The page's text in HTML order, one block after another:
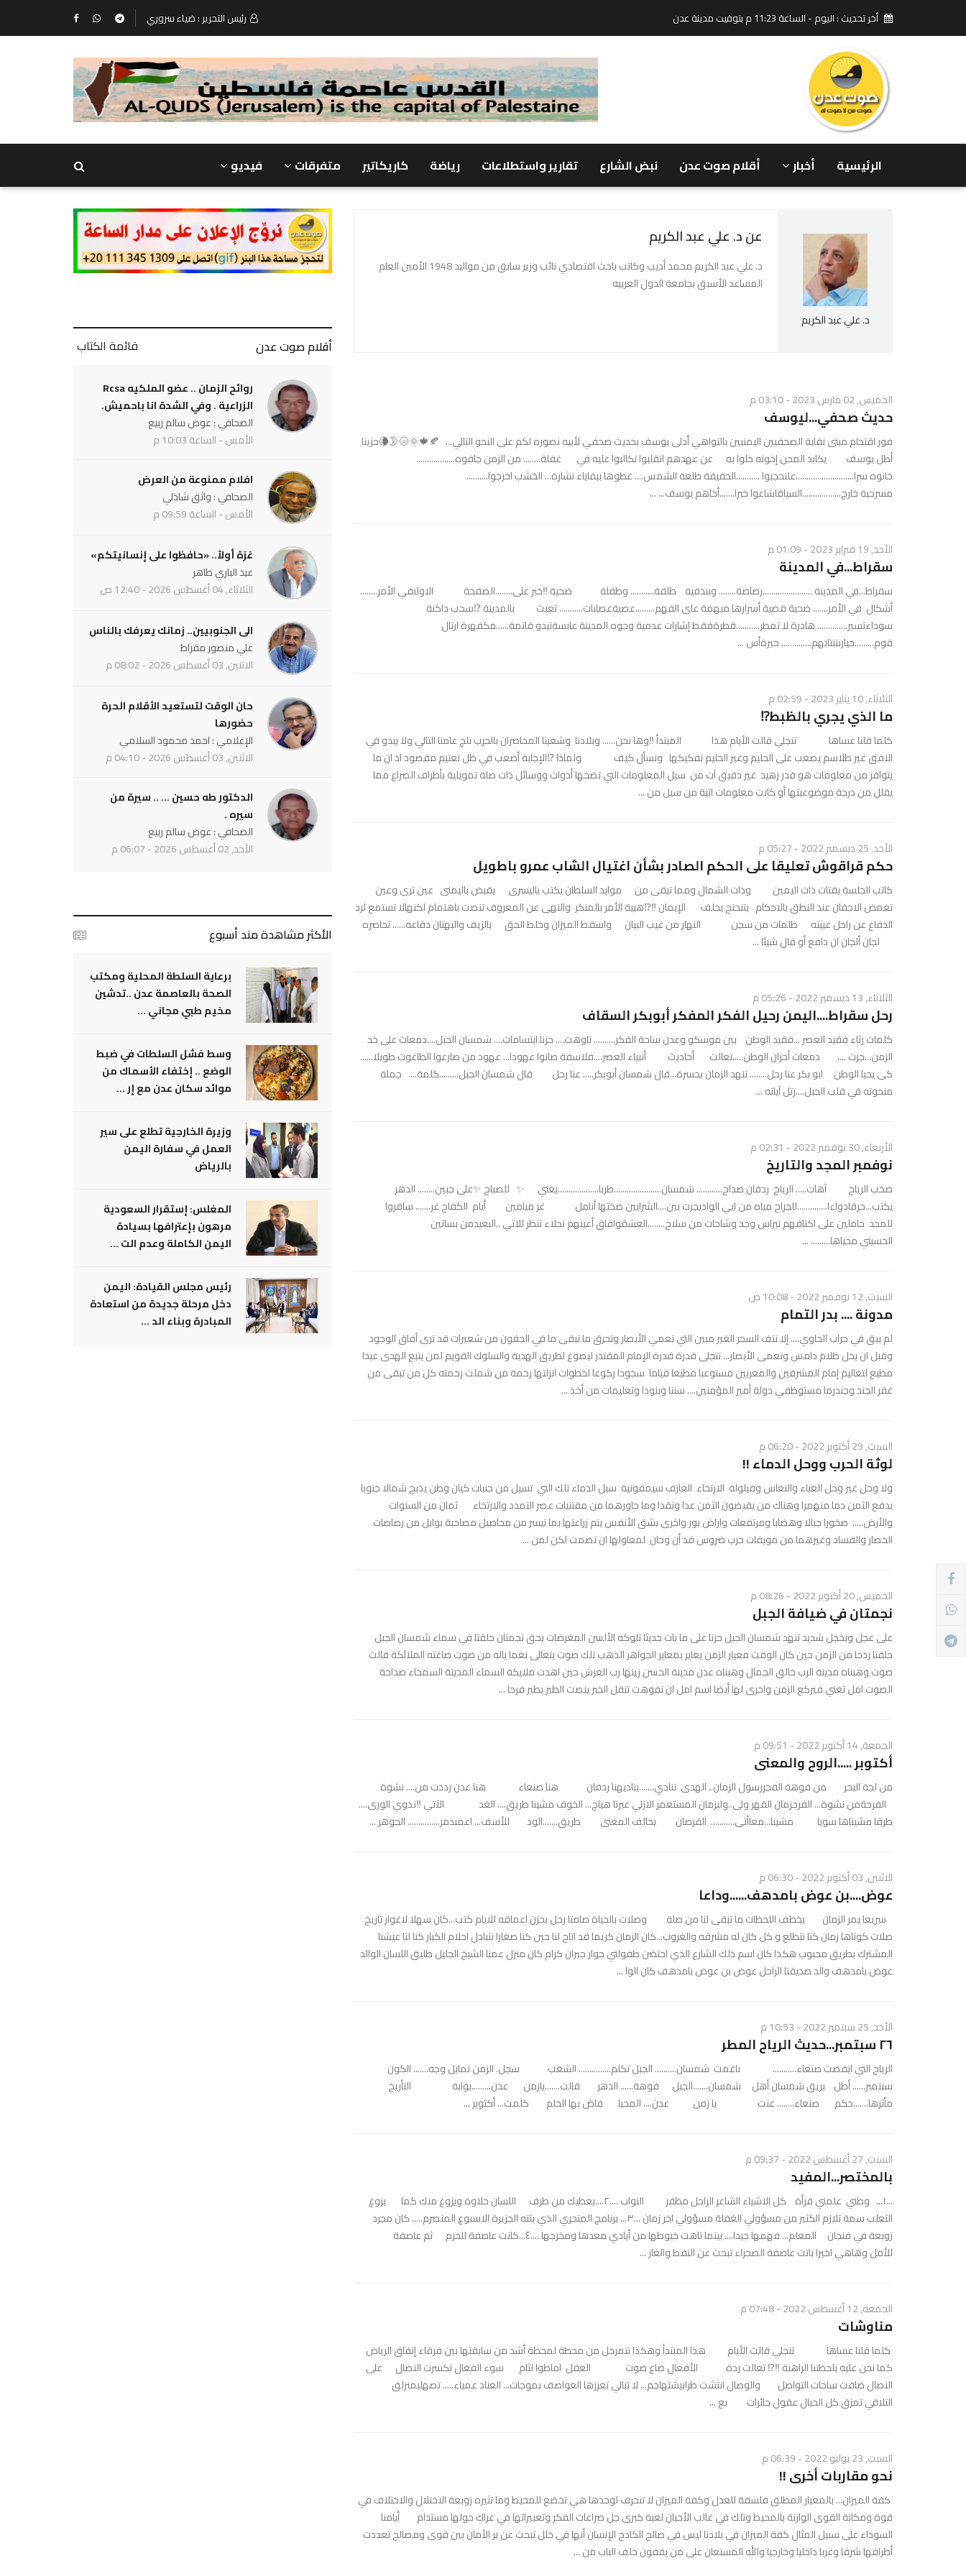
أخر تحديث : اليوم - الساعة 11:23 م بتوقيت مدينة عدن رئيس التحرير : ضياء سروري
الرئيسية أخبار أقلام صوت عدن نبض الشارع تقارير واستطلاعات رياضة كاريكاتير متفرقات فيديو
د. علي عبد الكريم
عن د. علي عبد الكريم
د. علي عبد الكريم محمد أديب وكاتب باحث اقتصادي نائب وزير سابق من مواليد 1948 الأمين العام
المساعد الأسبق بجامعة الدول العربيه
الخميس, 02 مارس 2023 - 03:10 م
حديث صحفي...ليوسف
فور اقتحام مبنى نقابة الصحفيين اليمنيين بالتواهي أدلى يوسف بحديث صحفي لأبيه نصوره لكم على النحو التالي... 🍂🍁🌞🌝🌛🌘حزينا
أطل يوسف يكابد المحن إخوته خلوا به عن عهدهم انقلبوا تكالبوا عليه في غفلة........ من الزمن جافوه..................
خانوه سرا...........................علنحجبوا ...........الحقيقة طلعة الشمس.... غطوها ببقاياء نشارة... الخشب اخرجوا..........
مسرحية خارج..................السياقاشاعوا خبرا.......أخاهم يوسف... ...
الأحد, 19 فبراير 2023 - 01:09 م
سقراط...في المدينة
​سقراط...في المدينة .......................رصاصة........ وبندقية طلقة........... وطفلة ضحية ‼️خبر على........الصفحة الاولىفي الأمر........
أشكال في الأمر....... ضحية قضية أسرارها مبهمة عاى الفهم.........عصيةعصابات........... تعبث بالمدينة ⁉️سحب داكنة
سوداءتسير.............. هادرة لا تمطر...........قطرةفقط إشارات عدمية وجوه المدينة عابسةتبدو قاتمة......مكفهرة ارتال
قوم.........حيارىتنتابهم.............. حيرةأس ...
الثلاثاء, 10 يناير 2023 - 02:59 م
ما الذي يجري بالظبط⁉️
كلما قلنا عساها تنجلي قالت الأيام هذا المبتدأ ‼️وها نحن...... وبلادنا وشعبنا المحاصران بالحرب نلج عامنا التالي ولا يبدو في
الافق غير طلاسم يصعب على الحليم وغير الحليم تفكيكها ونسأل كيف ولماذا ⁉️الإجابة أصعب في ظل تعتيم مقصود اذ ان ما
يتوافر من معلومات هو قدر زهيد غير دقيق آت من سيل المعلومات التي تضخها أدوات ووسائل ذات صلة تمويلية بأطراف الصراع مما
يقلل من درجة موضوعيتها أو كانت معلومات اتية من سيل من ...
الأحد, 25 ديسمبر 2022 - 05:27 م
حكم قراقوش تعليقا على الحكم الصادر بشأن اغتيال الشاب عمرو باطويل
​كاتب الجلسة يقتات ذات اليمين وذات الشمال ومما تبقى من موايد السلطان يكتب باليسرى يقبض باليمنى عين ترى وعين
تغمض الاجفان عند النطق بالاحكام يتنحنح يحلف الإيمان ‼️⁉️هيية الأمر بالمنكر والنهى عن المعروف تنصت باهتمام لكنهالا تستمع لرد
الدفاع عن راحل غيبته ظلمات من سجن النهار من غيب البيان واسقط الميزان وخلط الحق بالزيف والبهتان دفاعه...... تحاصره
لجان ألجان ان دافع أو قال شيئا ...
الثلاثاء, 13 ديسمبر 2022 - 05:26 م
رحل سقراط....اليمن رحيل الفكر المفكر أبوبكر السقاف
كلمات رثاء فقيد العصر ...فقيد الوطن بين موسكو وعدن ساحة الفكر.......... تاوهت.... حزنا ابتسامات.... شمسان الجبل....دمعات على خد
الزمن...جرت .... دمعات أحزان الوطن.....تعالت أحاديث أنبياء العصر....فلاسفة صانوا عهودا... عهود من صارعوا الطاغوت طويلا......
كى يحيا الوطن ابو بكر عنا رحل........ تنهد الزمان بحسرة...قال شمسان أبوبكر..... عنا رحل قال شمسان الجبل.........كلمة.... جملة
منحوته في قلب الجبل....رتل آياته ...
الأربعاء, 30 نوفمبر 2022 - 02:31 م
نوفمبر المجد والتاريخ
صخب الرياح آهات..... الرياح ردفان صداح............ شمسان......................طربا...................يغني ✨ للصباح ✨على جبين........ الدهر
يكتب...حرفادواءا..............للجراح مياه من ابي الواديجرت بين....الشرايين ضختها أنامل غر ميامين أيام الكفاح غر....... سافروا
للمجد حاملين على اكتافهم نبراس وجد وشاحات من سلاح........العشقوافاق أعينهم نجلاء تنظر للاتي ..البعيدمن بساتين
الحسيني محياها......... ...
السبت, 12 نوفمبر 2022 - 10:08 ص
مدونة .... بدر التمام
لم يبق في جراب الحاوي.... إلا نتف السحر الغير مبين التي تعمي الأبصار وتحرق ما تبقى ما في الجفون من شعيرات قد ترى آفاق الوجود
وقبل ان يحل ظلام دامس وتعمى الأبصار... تتجلى قدرة قدرة الإمام المقتدر ليصوغ لطريق الهدية والسلوك القويم لمن يتبع الهدى عبدا
مطيع لتعاليم إمام المشرقين والمغربين مستوعبا مطيعا قياما سجودا ركوعا لخطوات انزلتها رحمة من شملت رحمته كل من تبقى من
غفر الجند وجندرما مستوظفي دولة أمير المؤمنين.... سننا وبنودا وتعليمات من أخذ ...
السبت, 29 أكتوبر 2022 - 06:20 م
لوثة الحرب ووحل الدماء !!
ولا وحل غير وحل الغباء والنعاس وقيلولة الارتخاء العازف سيمفونية سيل الدماء تلك التي تسيل من جنبات كيان وطن يذبح شمالا جنوبا
يدفع الثمن دما منهمرا وهناك من يقبضون الثمن عدا ونقدا وما جاورهما من مقتنيات عصر التمدد والارتخاء ثمان من السنوات
والأرض..... صخورا جبالا وهضابا ومرتفعات واراض بور واخرى بشق الأنفس يتم زراعتها بما تيسر من محاصيل مصاحبة بوابل من رصاصات
الحصار والفساد وغيرهما من موبقات حرب ضروس قد أن وحان لمعاولها ان تصمت لكن لمن ...
الخميس, 20 أكتوبر 2022 - 08:26 م
نجمتان في ضيافة الجبل
على عجل وبخجل شديد تنهد شمسان الجبل حزنا على ما بات حديثا تلوكه الألسن المغرضات بحق نجمتان حلقتا في سماء شمسان الجبل
حلقتا ردحا من الزمن حين كان الوقت معيار الزمن يعاير بمعاير الجواهر الذهب تلك صوت يتعالى نغما ياله من صوت صاغته الملائكة قالت
صوت وهبناه مدينة الرب خالق الجمال وهبناه عدن مدينة الحسن زينها رب العرش حين اهدت ملايكة السماء المدينة السمحاء صداحة
الصوت امل تغني فيركع الزمن واخرى لها أيضا اسم امل ان تفوهت تنقل الخبر ينصت الطير يطير فرحا ...
الجمعة, 14 أكتوبر 2022 - 09:51 م
أكتوبر .....الروح والمعنى
من لجة البحر من فوهة الفجررسول الزمان.. الهدى تنادي.......يناديهنا ردفان هنا صنعاء هنا عدن رددت من.... نشوة
الفرحةمن نشوة... الفرحزمان القهر ولى..ولىزمان المستعمر الازلي عبرنا هياج... الخوف مشينا طريق.... الغد الآتي ‼️نذوي الورى....
طرقا مشيناها سويا مشينا...معاأتى........... القرصان يخالف المعنى طريق.......الود للأسف... اعمىدمر............... الجوهر ...
الاثنين, 03 أكتوبر 2022 - 06:30 م
عوض....بن عوض بامدهف......وداعا
سريعا يمر الزمان يخطف اللحظات ما تبقى لنا من صلة وصلات بالحياة صامتا رحل بحزن اعماقه للايام كتب...كان سهلا لاغوار تاريخ
صلات كوناها زمان كنا نتطلع و كل كان له مشرقه والغروب...كان الزمان كريما قد اتاح لنا حين كنا صغارا نتبادل احلام الكبار كنا لنا عيشنا
المشترك بطريق محبوب هكذا كان اسم ذلك الشارع الذي احتضن طفولتي جوار جيران كرام كان منزل عمنا الشيخ الجليل طليق اللسان الوالد
عوض بامدهف والد صديقنا الراحل عوض بن عوض بامدهف كان الوا ...
الأحد, 25 سبتمبر 2022 - 10:53 م
٢٦ سبتمبر...حديث الرياح المطر
الرياح التي ايقضت صنعاء........... ناغمت شمسان.......... الجبل تكلم............... الشعب سجل. الزمن تمايل وجه....... الكون
سبتمبر...... أطل بريق شمسان أهل شمسان.......الجبل فوهة...... الدهر قالت.......يازمن عدن.........بوابة التأريخ
مأثرها.......حكم صنعاء........ غنت يا زمن عدن.... المحيا فاض بها الحلم كلمت... أكتوبر ...
السبت, 27 أغسطس 2022 - 09:37 م
بالمختصر...المفيد
...١... وطني علمني قرأة كل الاشياء الشاعر الراحل مظفر النواب ....٢....يعطيك من طرف اللسان حلاوة ويزوغ منك كما يزوغ
الثعلب سمة تلازم الكثير من مسؤولي الغفلة مسؤولي اخر زمان ...٣... برنامج المتحري الذي بثته الجزيرة الاسبوع المنصرم..... كان مجرد
زوبعة في فنجان المعلم... فهمها جيدا.... بينما تاهت خيوطها من أيادي معدها ومخرجها ....٤...كانت عاصفة للحزم ثم عاصفة
للأمل وهاهي اخيرا باتت عاصفة الصحراء تبحث عن النفط والغاز ...
الجمعة, 12 أغسطس 2022 - 07:48 م
مناوشات
كلما قلنا عساها تنجلي قالت الأيام هذا المبتدأ وهكذا نتمرحل من محطة لمحطة أشد من سابقتها بين فرقاء إتفاق الرياض
كما نحن عليه بلحظتنا الراهنة ‼️⁉️ تعالت ردة الأفعال ضاع صوت العقل اماطوا لثام سوء الفعال تكسرت النصال على
النصال ضاقت ساحات التواصل والوصال انتشت طرابيشتهاجم... لا تبالي تعززها العواصف بموجات... العناد عمياء..... تصهلبمنزلق
التلاقي تمزق كل الحبال عقول حائرات بع ...
السبت, 23 يوليو 2022 - 06:39 م
نحو مقاربات أخرى !!
كفة الميزان... بالمعيار المطلق فلسفة للعدل وكفة الميزان لا تنحرف لوحدها هي تخضع للمحيط وما تثيره زوبعة الاختلال والاختلاف في
قوة ومكانة القوى الوازنة بالمحيط وتلك في غالب الأحيان لعبة كبرى جل صراعات الفكر وتعبيراتها في عراك حولها مستدام أيامنا
السوداء على سبيل المثال كفة الميزان في بلادنا ليس في صالح الكادح الإنسان أنها في خلل تبحث عن بر الأمان بين قوى ومصالح تعددت
أطرافها شرقا وغربا داخليا وخارجيا والله المستعان على من يقفون خلف الباب من ...
أقلام صوت عدن قائمة الكتاب
روائح الزمان .. عضو الملكيه Rcsa
الزراعية . وفي الشدة انا باحميش.
الصحافي : عوض سالم ربيع
الأمس - الساعة 10:03 م
افلام ممنوعة من العرض
الصحافي : واثق شاذلي
الأمس - الساعة 09:59 م
غزة أولاً.. «حافظوا على إنسانيتكم»
عبد الباري طاهر
الثلاثاء, 04 أغسطس 2026 - 12:40 ص
الى الجنوبيين.. زمانك يعرفك بالناس
علي منصور مقراط
الاثنين, 03 أغسطس 2026 - 08:02 م
حان الوقت لتستعيد الأقلام الحرة
حضورها
الإعلامي : احمد محمود السلامي
الاثنين, 03 أغسطس 2026 - 04:10 م
الدكتور طه حسين ... .. سيرة من
سيره .
الصحافي : عوض سالم ربيع
الأحد, 02 أغسطس 2026 - 06:07 م
الأكثر مشاهدة مند أسبوع
برعاية السلطة المحلية ومكتب
الصحة بالعاصمة عدن ..تدشين
مخيم طبي مجاني ...
وسط فشل السلطات في ضبط
الوضع .. إختفاء الأسماك من
موائد سكان عدن مع إر ...
وزيرة الخارجية تطلع على سير
العمل في سفارة اليمن
بالرياض
المغلس: إستقرار السعودية
مرهون بإعترافها بسيادة
اليمن الكاملة وعدم الت ...
رئيس مجلس القيادة: اليمن
دخل مرحلة جديدة من استعادة
المبادرة وبناء الد ...